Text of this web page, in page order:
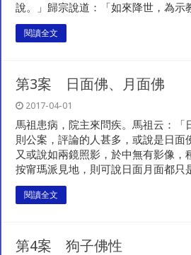
說。」歸宗說道：「如來降世，為示
閱讀全文
第3案 日面佛、月面佛
2017-04-01
馬祖患病，院主來問疾。馬祖云：「
則公案，評論的人甚多，或說是日面
又或說如兩鏡照影，於中無有影像，
按甯瑪派見地，則可說日面月面都只
閱讀全文
第4案 狗子佛性